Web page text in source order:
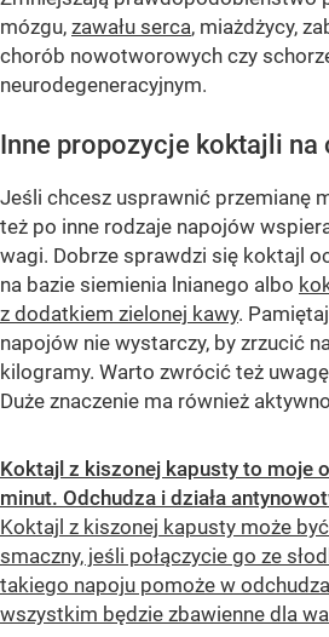
mózgu, zawału serca, miażdżycy,
chorób nowotworowych czy
neurodegeneracyjnym.
Inne propozycje koktajli na
Jeśli chcesz usprawnić przemianę
też po inne rodzaje napojów
wagi. Dobrze sprawdzi się koktajl
na bazie siemienia lnianego albo
z dodatkiem zielonej kawy.
napojów nie wystarczy, by zrzucić
kilogramy. Warto zwrócić też
Duże znaczenie ma również
Koktajl z kiszonej kapusty to moje
minut. Odchudza i działa
Koktajl z kiszonej kapusty może
smaczny, jeśli połączycie go ze
takiego napoju pomoże w
wszystkim będzie zbawienne dla